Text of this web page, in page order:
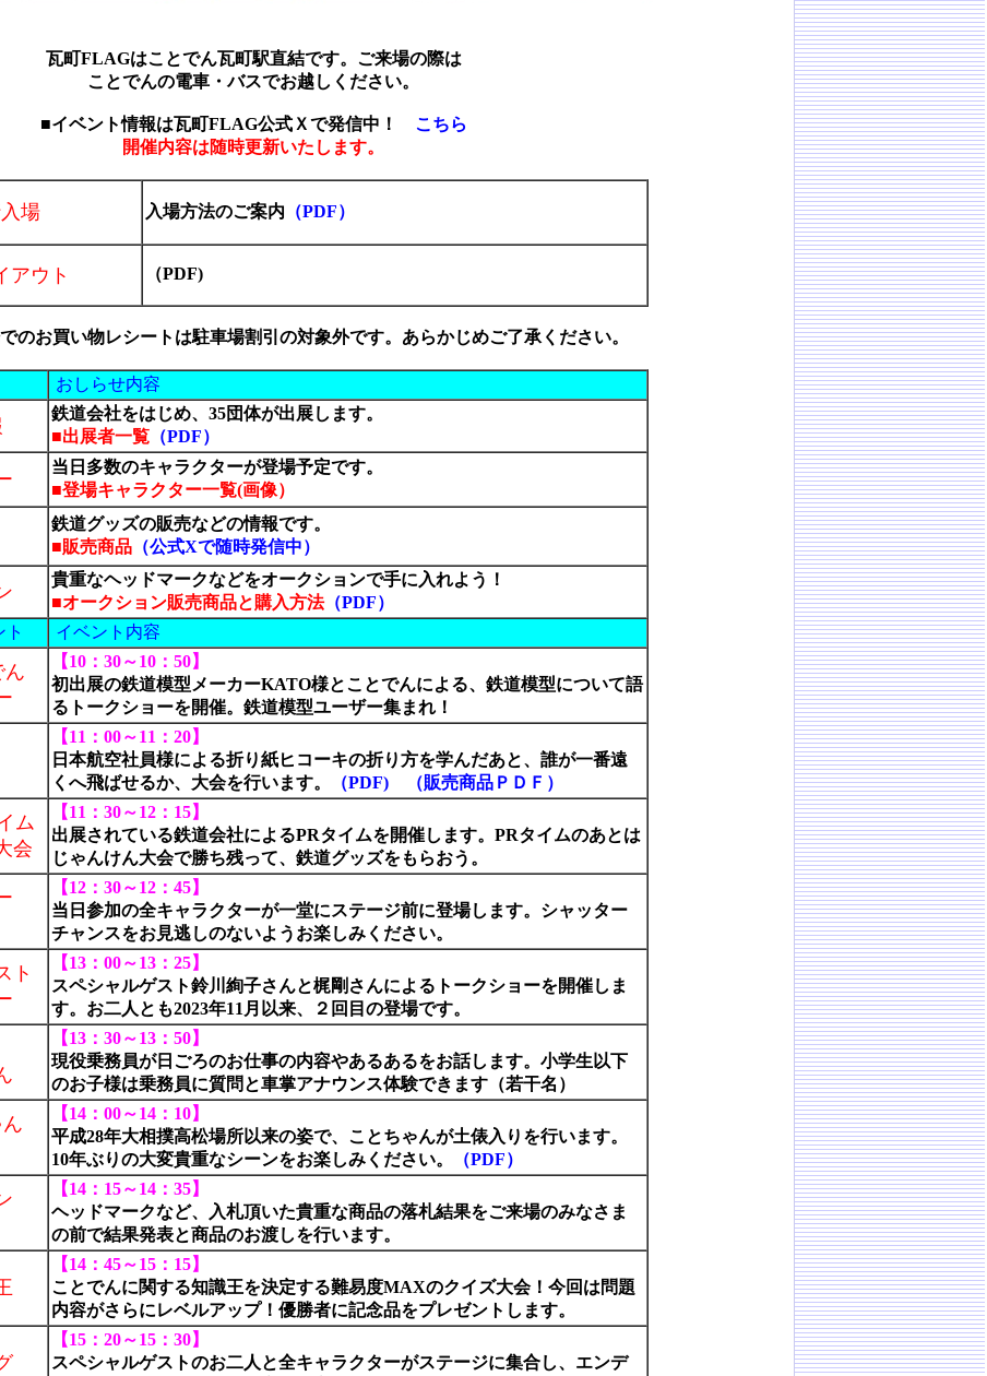
瓦町FLAGはことでん瓦町駅直結です。ご来場の際は
ことでんの電車・バスでお越しください。
■イベント情報は瓦町FLAG公式Ｘで発信中！ こちら
開催内容は随時更新いたします。
場 入場方法のご案内 （PDF）
アウト （PDF)
のお買い物レシートは駐車場割引の対象外です。あらかじめご了承ください。
おしらせ内容
鉄道会社をはじめ、35団体が出展します。
■出展者一覧 （PDF）
当日多数のキャラクターが登場予定です。
■登場キャラクター一覧(画像）
鉄道グッズの販売などの情報です。
■販売商品 （公式Xで随時発信中）
貴重なヘッドマークなどをオークションで手に入れよう！
■オークション販売商品と購入方法（PDF）
イベント内容
ん
【10：30～10：50】
初出展の鉄道模型メーカーKATO様とことでんによる、鉄道模型について語
るトークショーを開催。鉄道模型ユーザー集まれ！
【11：00～11：20】
日本航空社員様による折り紙ヒコーキの折り方を学んだあと、誰が一番遠
くへ飛ばせるか、大会を行います。
（PDF) （販売商品ＰＤＦ）
ム
会
【11：30～12：15】
出展されている鉄道会社によるPRタイムを開催します。PRタイムのあとは
じゃんけん大会で勝ち残って、鉄道グッズをもらおう。
【12：30～12：45】
当日参加の全キャラクターが一堂にステージ前に登場します。シャッター
チャンスをお見逃しのないようお楽しみください。
ト
【13：00～13：25】
スペシャルゲスト鈴川絢子さんと梶剛さんによるトークショーを開催しま
す。お二人とも2023年11月以来、２回目の登場です。
【13：30～13：50】
現役乗務員が日ごろのお仕事の内容やあるあるをお話します。小学生以下
のお子様は乗務員に質問と車掌アナウンス体験できます（若干名）
【14：00～14：10】
平成28年大相撲高松場所以来の姿で、ことちゃんが土俵入りを行います。
10年ぶりの大変貴重なシーンをお楽しみください。
（PDF）
【14：15～14：35】
ヘッドマークなど、入札頂いた貴重な商品の落札結果をご来場のみなさま
の前で結果発表と商品のお渡しを行います。
【14：45～15：15】
ことでんに関する知識王を決定する難易度MAXのクイズ大会！今回は問題
内容がさらにレベルアップ！優勝者に記念品をプレゼントします。
【15：20～15：30】
スペシャルゲストのお二人と全キャラクターがステージに集合し、エンデ